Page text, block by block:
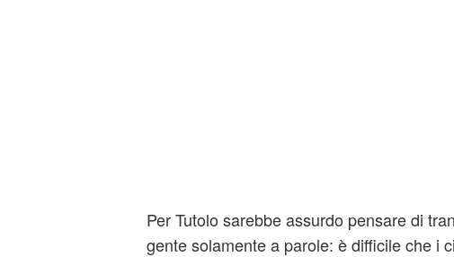
Per Tutolo sarebbe assurdo pensare di
gente solamente a parole: è difficile che i